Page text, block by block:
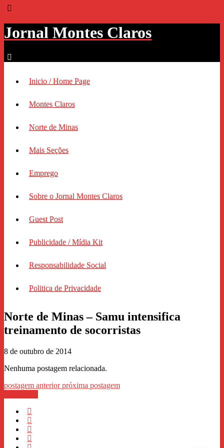
Jornal Montes Claros
Inicio / Home Page
Montes Claros
Norte de Minas
Mais Seções
Emprego
Sobre o Jornal Montes Claros
Guest Post
Publicidade / Mídia Kit
Responsabilidade Social
Politica de Privacidade
Norte de Minas – Samu intensifica
treinamento de socorristas
8 de outubro de 2014
Nenhuma postagem relacionada.
postagem anteriorpróxima postagem